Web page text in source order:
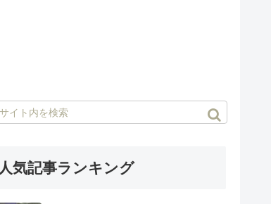
人気記事ランキング